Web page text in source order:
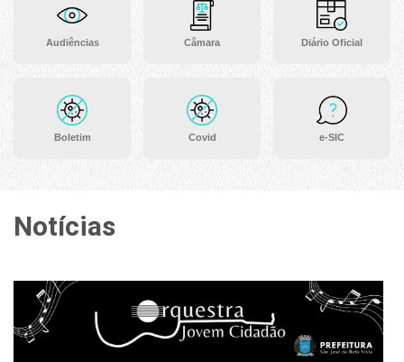
Audiências
Boletim
Câmara
Covid
Diário Oficial
e-SIC
Notícias